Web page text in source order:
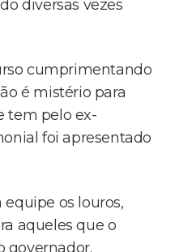
diversas vezes
cumprimentando
é mistério para
tem pelo ex-
foi apresentado
os louros,
aqueles que o
governador.